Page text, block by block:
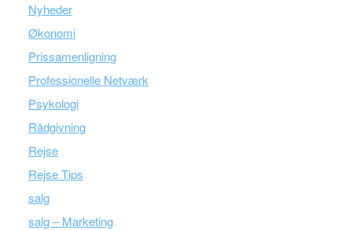
Nyheder
Økonomi
Prissamenligning
Professionelle Netværk
Psykologi
Rådgivning
Rejse
Rejse Tips
salg
salg – Marketing